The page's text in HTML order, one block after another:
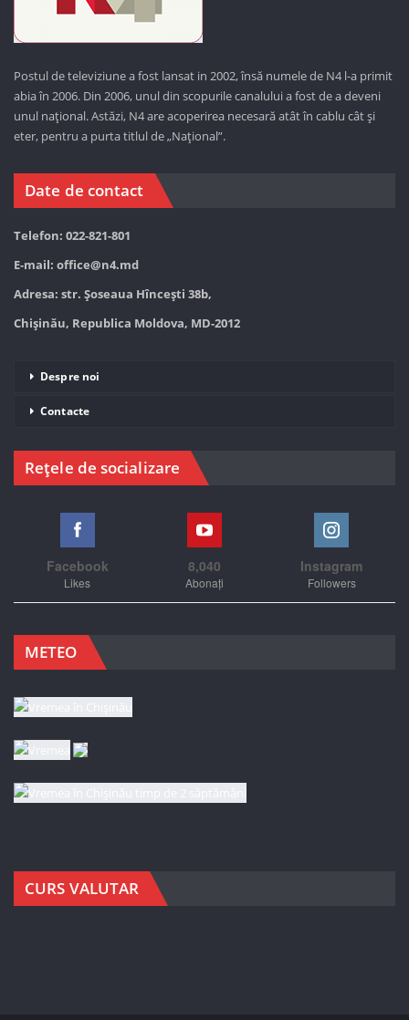
Postul de televiziune a fost lansat in 2002, însă numele de N4 l-a primit
abia în 2006. Din 2006, unul din scopurile canalului a fost de a deveni
unul național. Astăzi, N4 are acoperirea necesară atât în cablu cât și
eter, pentru a purta titlul de „Național”.
Date de contact
Telefon: 022-821-801
E-mail: office@n4.md
Adresa: str. Șoseaua Hînceşti 38b,
Chișinău, Republica Moldova, MD-2012
Despre noi
Contacte
Rețele de socializare
Facebook
Likes
8,040
Abonați
Instagram
Followers
METEO
CURS VALUTAR